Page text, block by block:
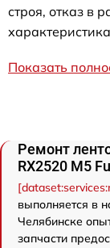
строя, отказ в
Показать
Ремонт
RX2520 M5
выполняется в
Челябинске
запчасти